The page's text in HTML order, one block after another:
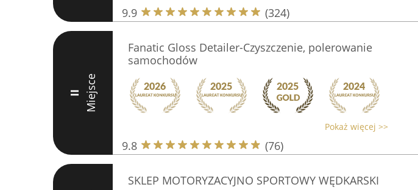
9.9 (324)
II Miejsce
Fanatic Gloss Detailer-Czyszczenie, polerowanie
samochodów
Pokaż więcej >>
9.8 (76)
SKLEP MOTORYZACYJNO SPORTOWY WĘDKARSKI